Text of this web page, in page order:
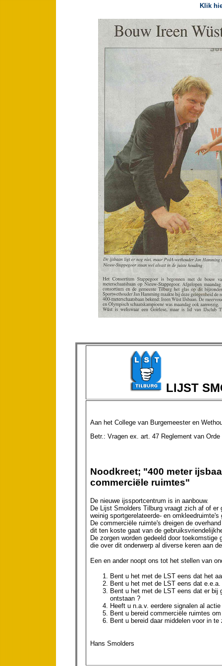
Klik
LIJST
Aan het College van Burgemeester en
Betr.: Vragen ex. art. 47
Noodkreet; "400 meter
commerciële ruimtes"
De nieuwe ijssportcentrum is in aanbouw.
De Lijst Smolders Tilburg vraagt zich af of
weinig sportgerelateerde- en omkleedruimte's
De commerciële ruimte's dreigen de
dit ten koste gaat van de
De zorgen worden gedeeld door
die over dit onderwerp al diverse keren aan
Een en ander noopt ons tot het stellen van
Bent u het met de LST eens dat het
Bent u het met de LST eens dat
Bent u het met de LST eens dat er bij
ontstaan ?
Heeft u n.a.v. eerdere signalen al
Bent u bereid commerciële ruimtes
Bent u bereid daar middelen voor in te
Hans Smolders